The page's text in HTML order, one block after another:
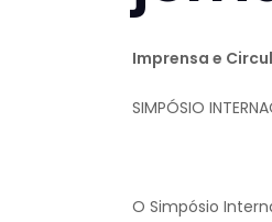
Imprensa e
SIMPÓSIO
O Simpósio